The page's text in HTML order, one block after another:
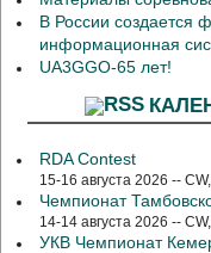
В России создается
информационная
UA3GGO-65 лет!
RDA Contest
15-16 августа 2026 --
Чемпионат
14-14 августа 2026 --
УКВ Чемпионат